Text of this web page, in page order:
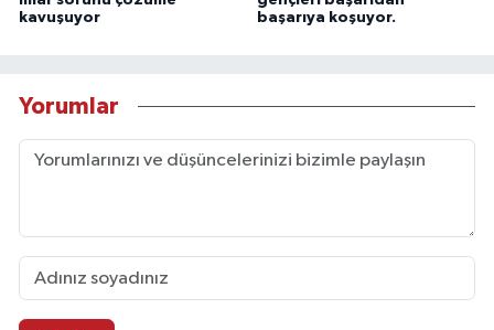
kavuşuyor
başarıya koşuyor.
Yorumlar